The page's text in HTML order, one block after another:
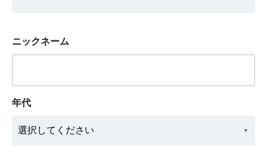
ニックネーム
年代